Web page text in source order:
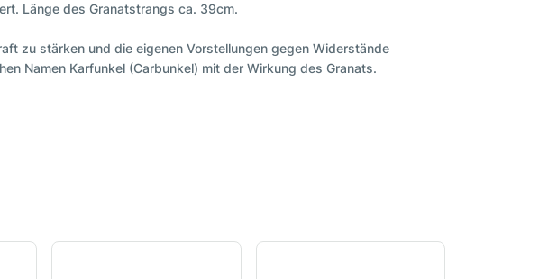
Länge des Granatstrangs ca. 39cm.
zu stärken und die eigenen Vorstellungen gegen Widerstände
Namen Karfunkel (Carbunkel) mit der Wirkung des Granats.